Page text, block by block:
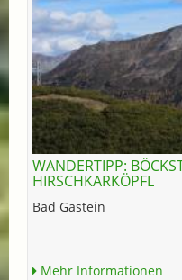
WANDERTIPP:
HIRSCHKARKÖPFL
Bad Gastein
Mehr Informationen